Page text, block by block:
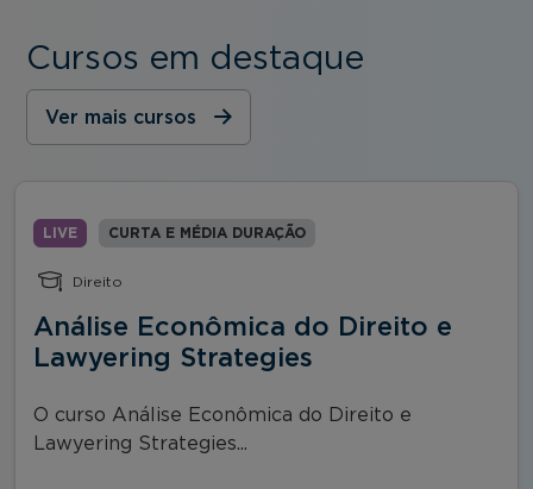
Cursos em destaque
Ver mais cursos
LIVE CURTA E MÉDIA DURAÇÃO
Direito
Análise Econômica do Direito e
Lawyering Strategies
O curso Análise Econômica do Direito e
Lawyering Strategies...